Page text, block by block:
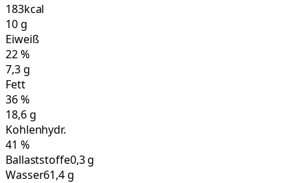
183kcal
10g
Eiweiß
22%
7,3g
Fett
36%
18,6g
Kohlenhydr.
41 %
Ballaststoffe0,3 g
Wasser61,4 g